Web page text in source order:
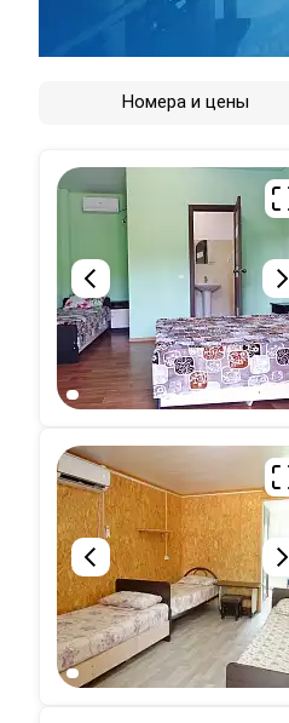
Номера и цены